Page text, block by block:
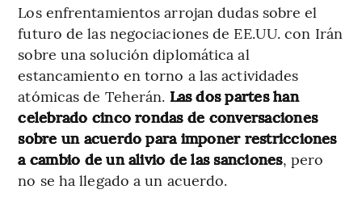
Los enfrentamientos arrojan dudas sobre el
futuro de las negociaciones de EE.UU. con Irán
sobre una solución diplomática al
estancamiento en torno a las actividades
atómicas de Teherán. Las dos partes han
celebrado cinco rondas de conversaciones
sobre un acuerdo para imponer restricciones
a cambio de un alivio de las sanciones, pero
no se ha llegado a un acuerdo.